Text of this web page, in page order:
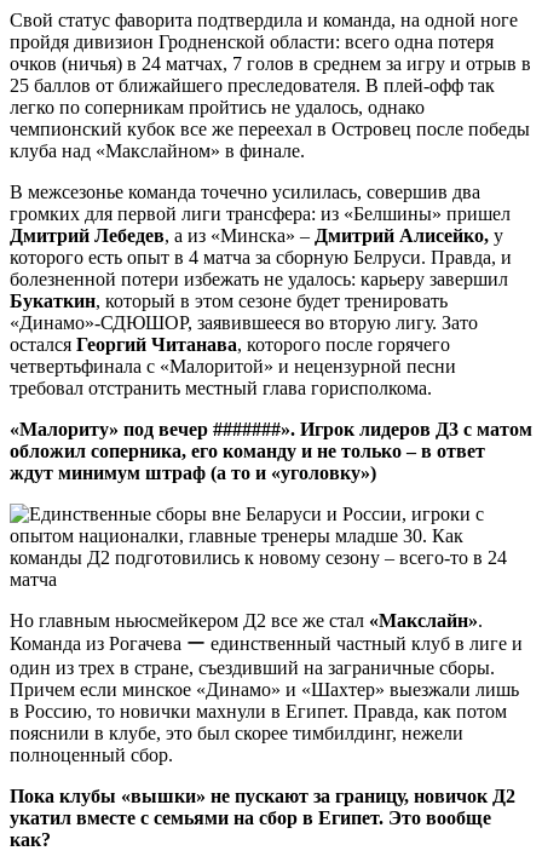
Свой статус фаворита подтвердила и команда, на одной ноге
пройдя дивизион Гродненской области: всего одна потеря
очков (ничья) в 24 матчах, 7 голов в среднем за игру и отрыв в
25 баллов от ближайшего преследователя. В плей-офф так
легко по соперникам пройтись не удалось, однако
чемпионский кубок все же переехал в Островец после победы
клуба над «Макслайном» в финале.
В межсезонье команда точечно усилилась, совершив два
громких для первой лиги трансфера: из «Белшины» пришел
Дмитрий Лебедев, а из «Минска» – Дмитрий Алисейко, у
которого есть опыт в 4 матча за сборную Белруси. Правда, и
болезненной потери избежать не удалось: карьеру завершил
Букаткин, который в этом сезоне будет тренировать
«Динамо»-СДЮШОР, заявившееся во вторую лигу. Зато
остался Георгий Читанава, которого после горячего
четвертьфинала с «Малоритой» и нецензурной песни
требовал отстранить местный глава горисполкома.
«Малориту» под вечер #######». Игрок лидеров Д3 с матом
обложил соперника, его команду и не только – в ответ
ждут минимум штраф (а то и «уголовку»)
Но главным ньюсмейкером Д2 все же стал «Макслайн».
Команда из Рогачева ー единственный частный клуб в лиге и
один из трех в стране, съездивший на заграничные сборы.
Причем если минское «Динамо» и «Шахтер» выезжали лишь
в Россию, то новички махнули в Египет. Правда, как потом
пояснили в клубе, это был скорее тимбилдинг, нежели
полноценный сбор.
Пока клубы «вышки» не пускают за границу, новичок Д2
укатил вместе с семьями на сбор в Египет. Это вообще
как?